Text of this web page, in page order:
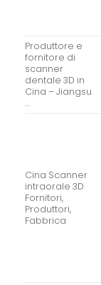
Produttore e
fornitore di
scanner
dentale 3D in
Cina – Jiangsu
…
Cina Scanner
intraorale 3D
Fornitori,
Produttori,
Fabbrica